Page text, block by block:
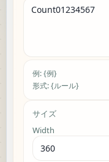
例: {例}
形式: {ルール}
サイズ
Width